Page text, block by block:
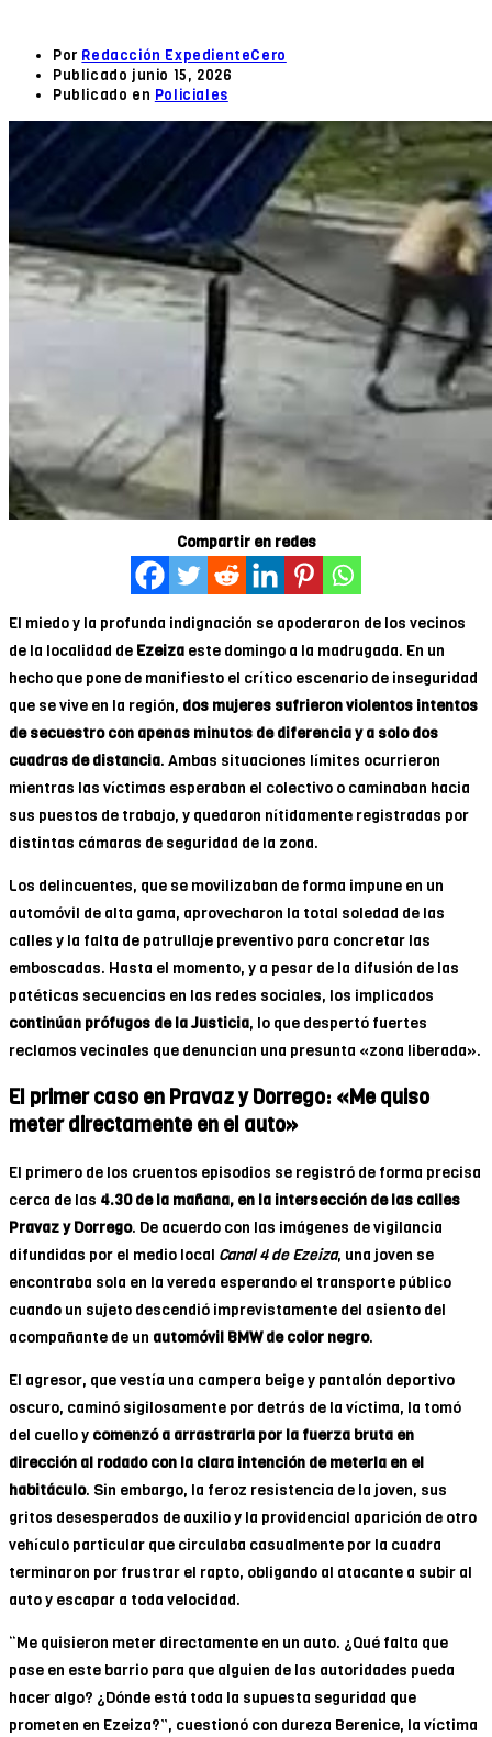
Por Redacción ExpedienteCero
Publicado junio 15, 2026
Publicado en Policiales
Compartir en redes
El miedo y la profunda indignación se apoderaron de los vecinos
de la localidad de Ezeiza este domingo a la madrugada. En un
hecho que pone de manifiesto el crítico escenario de inseguridad
que se vive en la región, dos mujeres sufrieron violentos intentos
de secuestro con apenas minutos de diferencia y a solo dos
cuadras de distancia. Ambas situaciones límites ocurrieron
mientras las víctimas esperaban el colectivo o caminaban hacia
sus puestos de trabajo, y quedaron nítidamente registradas por
distintas cámaras de seguridad de la zona.
Los delincuentes, que se movilizaban de forma impune en un
automóvil de alta gama, aprovecharon la total soledad de las
calles y la falta de patrullaje preventivo para concretar las
emboscadas. Hasta el momento, y a pesar de la difusión de las
patéticas secuencias en las redes sociales, los implicados
continúan prófugos de la Justicia, lo que despertó fuertes
reclamos vecinales que denuncian una presunta «zona liberada».
El primer caso en Pravaz y Dorrego: «Me quiso
meter directamente en el auto»
El primero de los cruentos episodios se registró de forma precisa
cerca de las 4.30 de la mañana, en la intersección de las calles
Pravaz y Dorrego. De acuerdo con las imágenes de vigilancia
difundidas por el medio local Canal 4 de Ezeiza, una joven se
encontraba sola en la vereda esperando el transporte público
cuando un sujeto descendió imprevistamente del asiento del
acompañante de un automóvil BMW de color negro.
El agresor, que vestía una campera beige y pantalón deportivo
oscuro, caminó sigilosamente por detrás de la víctima, la tomó
del cuello y comenzó a arrastrarla por la fuerza bruta en
dirección al rodado con la clara intención de meterla en el
habitáculo. Sin embargo, la feroz resistencia de la joven, sus
gritos desesperados de auxilio y la providencial aparición de otro
vehículo particular que circulaba casualmente por la cuadra
terminaron por frustrar el rapto, obligando al atacante a subir al
auto y escapar a toda velocidad.
“Me quisieron meter directamente en un auto. ¿Qué falta que
pase en este barrio para que alguien de las autoridades pueda
hacer algo? ¿Dónde está toda la supuesta seguridad que
prometen en Ezeiza?”, cuestionó con dureza Berenice, la víctima